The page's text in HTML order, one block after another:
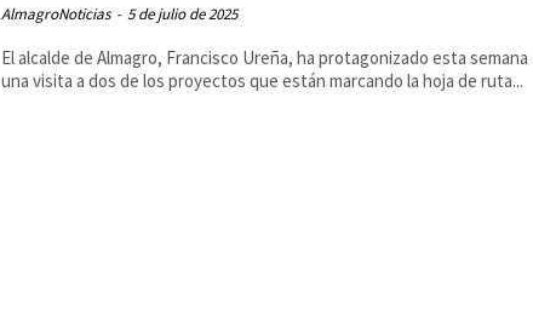
AlmagroNoticias - 5 de julio de 2025
El alcalde de Almagro, Francisco Ureña, ha protagonizado esta semana
una visita a dos de los proyectos que están marcando la hoja de ruta...